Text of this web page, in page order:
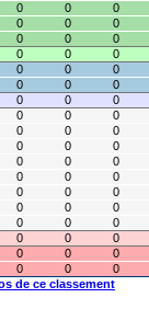
0 0
0
0 0
0
0 0
0
0 0
0
0 0
0
0 0
0
0 0
0
0 0
0
0 0
0
0 0
0
0 0
0
0 0
0
0 0
0
0 0
0
0 0
0
0 0
0
0 0
0
0 0
0
de ce classement